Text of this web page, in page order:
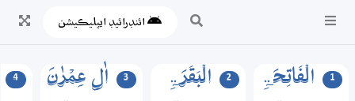
ائنڊرائيڊ ايپليڪيشن
1 الۡفَاتِحَۃِ 2 الۡبَقَرَۃِ 3 اٰلِ عِمۡرٰنَ 4